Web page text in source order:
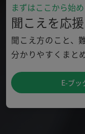
まずはここから始
聞こえを応
聞こえ方のこと、
分かりやすくまと
E-ブッ